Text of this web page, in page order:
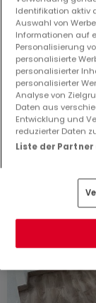
80 m² 3
Identifikation aktiv
Auswahl von
Informationen auf
Personalisierung
personalisierte
personalisierter
personalisierter
Analyse von
Daten aus
Entwicklung und
reduzierter Daten
Liste der